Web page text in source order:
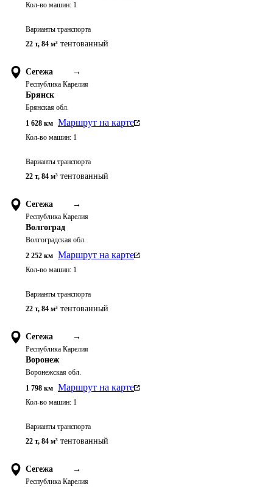
Кол-во машин: 1
Варианты транспорта
22 т, 84 м³ тентованный
Сегежа →
Республика Карелия
Брянск
Брянская обл.
1 628 км Маршрут на карте
Кол-во машин: 1
Варианты транспорта
22 т, 84 м³ тентованный
Сегежа →
Республика Карелия
Волгоград
Волгоградская обл.
2 252 км Маршрут на карте
Кол-во машин: 1
Варианты транспорта
22 т, 84 м³ тентованный
Сегежа →
Республика Карелия
Воронеж
Воронежская обл.
1 798 км Маршрут на карте
Кол-во машин: 1
Варианты транспорта
22 т, 84 м³ тентованный
Сегежа →
Республика Карелия